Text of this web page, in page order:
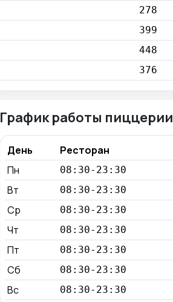
278
399
448
376
График работы пиццерии
День Ресторан
Пн
08:30-23:30
Вт 08:30-23:30
Ср 08:30-23:30
Чт 08:30-23:30
Пт 08:30-23:30
Сб 08:30-23:30
Вс 08:30-23:30